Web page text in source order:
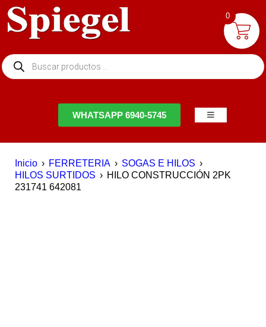
WHATSAPP 6940-5745
Inicio › FERRETERIA › SOGAS E HILOS ›
HILOS SURTIDOS › HILO CONSTRUCCIÓN 2PK
231741 642081
0